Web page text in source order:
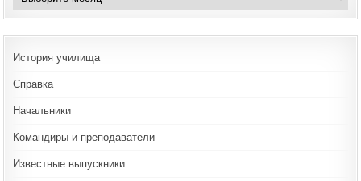
История училища
Справка
Начальники
Командиры и преподаватели
Известные выпускники